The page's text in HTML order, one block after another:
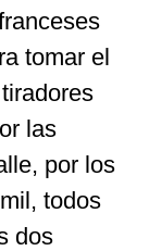
tomar el
las
por los
todos
dos